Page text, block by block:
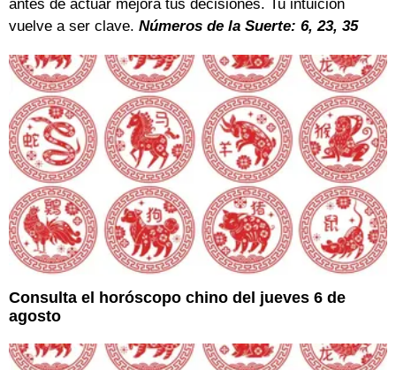
antes de actuar mejora tus decisiones. Tu intuición
vuelve a ser clave. Números de la Suerte: 6, 23, 35
Consulta el horóscopo chino del jueves 6 de
agosto